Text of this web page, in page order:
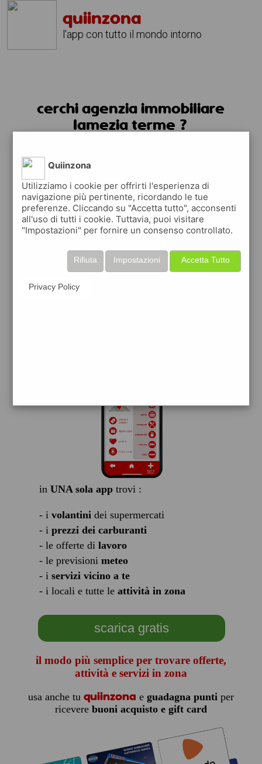
quiinzona
l'app con tutto il mondo intorno
cerchi agenzia immobiliare
lamezia terme ?
in UNA sola apptrovi :
- i volantinidei supermercati
- i prezzi dei carburanti
- le offerte di lavoro
- le previsioni meteo
- i servizi vicino a te
- i locali e tutte le attività in zona
scarica gratis
il modo più semplice per trovare offerte,
attività e servizi in zona
usa anche tu quiinzona e guadagna puntiper
ricevere buoni acquisto e gift card
Quiinzona
Utilizziamo i cookie per offrirti l'esperienza di
navigazione più pertinente, ricordando le tue
preferenze. Cliccando su "Accetta tutto", acconsenti
all'uso di tutti i cookie. Tuttavia, puoi visitare
"Impostazioni" per fornire un consenso controllato.
Accetta Tutto
Impostazioni
Rifiuta
Privacy Policy